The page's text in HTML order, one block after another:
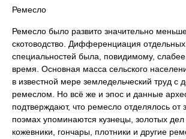
Ремесло
Ремесло было развито значительно
скотоводство. Дифференциация
специальностей была, повидимому,
время. Основная масса сельского
в известной мере земледельческий труд с
ремеслом. Но всё же и эпос и данные
подтверждают, что ремесло отделялось от
поэмах упоминаются кузнецы, золотых дел
кожевники, гончары, плотники и другие